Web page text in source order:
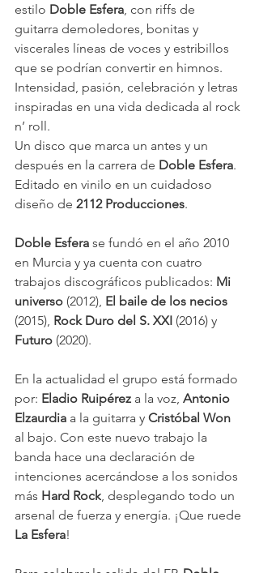
estilo Doble Esfera , con riffs de
guitarra demoledores, bonitas y
viscerales líneas de voces y estribillos
que se podrían convertir en himnos.
Intensidad, pasión, celebración y letras
inspiradas en una vida dedicada al rock
n’ roll.
Un disco que marca un antes y un
después en la carrera de Doble Esfera.
Editado en vinilo en un cuidadoso
diseño de 2112 Producciones.
Doble Esfera se fundó en el año 2010
en Murcia y ya cuenta con cuatro
trabajos discográficos publicados: Mi
universo (2012), El baile de los necios
(2015), Rock Duro del S. XXI (2016) y
Futuro (2020).
En la actualidad el grupo está formado
por: Eladio Ruipérez a la voz, Antonio
Elzaurdia a la guitarra y Cristóbal Won
al bajo. Con este nuevo trabajo la
banda hace una declaración de
intenciones acercándose a los sonidos
más Hard Rock , desplegando todo un
arsenal de fuerza y energía. ¡Que ruede
La Esfera!